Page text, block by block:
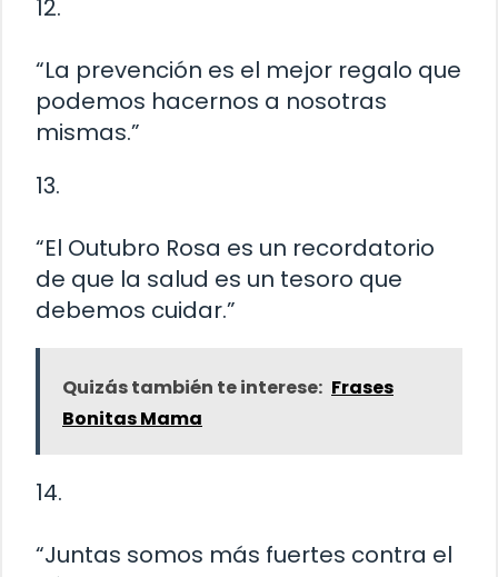
12.
“La prevención es el mejor regalo que
podemos hacernos a nosotras
mismas.”
13.
“El Outubro Rosa es un recordatorio
de que la salud es un tesoro que
debemos cuidar.”
Quizás también te interese: Frases
Bonitas Mama
14.
“Juntas somos más fuertes contra el